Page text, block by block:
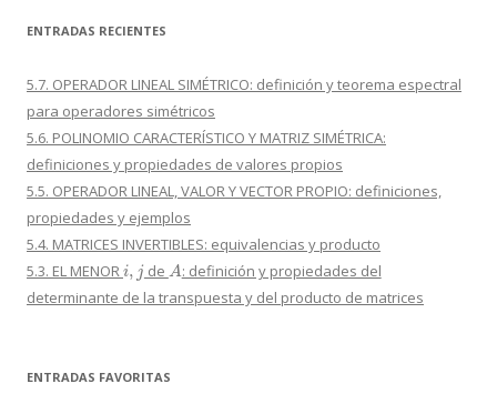
ENTRADAS RECIENTES
5.7. OPERADOR LINEAL SIMÉTRICO: definición y teorema espectral
para operadores simétricos
5.6. POLINOMIO CARACTERÍSTICO Y MATRIZ SIMÉTRICA:
definiciones y propiedades de valores propios
5.5. OPERADOR LINEAL, VALOR Y VECTOR PROPIO: definiciones,
propiedades y ejemplos
5.4. MATRICES INVERTIBLES: equivalencias y producto
5.3. EL MENORi,j de A: definición y propiedades del
determinante de la transpuesta y del producto de matrices
ENTRADAS FAVORITAS